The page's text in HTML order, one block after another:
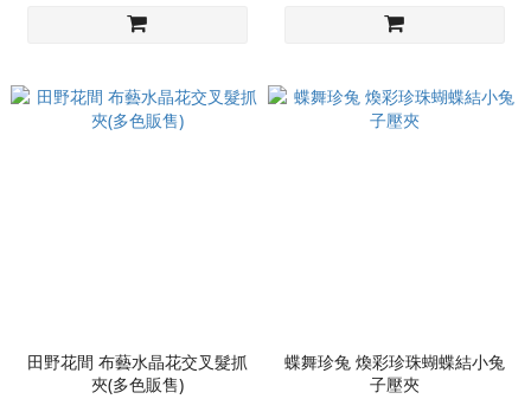
田野花間 布藝水晶花交叉髮抓
夾(多色販售)
蝶舞珍兔 煥彩珍珠蝴蝶結小兔
子壓夾